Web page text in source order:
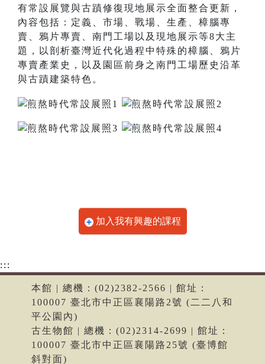
有常設展覽與古蹟修復現地展示全面整合更新，
內容包括：定義、市場、戰場、生產、樟腦專
賣、鴉片專賣、南門工場以及現地展示等8大主
題，以剖析臺灣近代化過程中特殊的樟腦、鴉片
專賣產業史，以及園區前身之南門工場歷史沿革
與古蹟建築特色。
加入我有興趣的課程
:::
本館 | 總機：(02)2382-2566 | 館址：
100007 臺北市中正區襄陽路2號 (二二八和
平公園內)
古生物館 | 總機：(02)2314-2699 | 館址：
100007 臺北市中正區襄陽路25號 (臺博館
斜對面)